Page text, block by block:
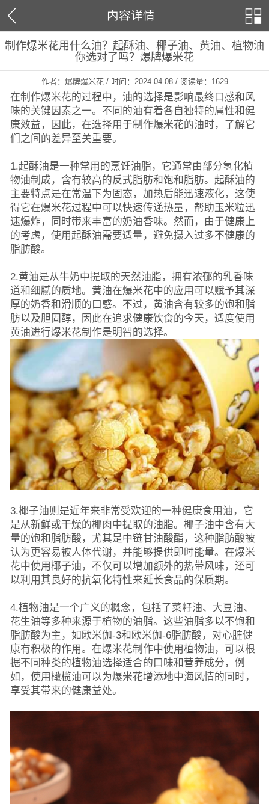
内容详情
制作爆米花用什么油？起酥油、椰子油、黄油、植物油
你选对了吗？爆牌爆米花
作者：爆牌爆米花 / 时间：2024-04-08 / 阅读量： 1629
在制作爆米花的过程中，油的选择是影响最终口感和风
味的关键因素之一。不同的油有着各自独特的属性和健
康效益，因此，在选择用于制作爆米花的油时，了解它
们之间的差异至关重要。
1.起酥油是一种常用的烹饪油脂，它通常由部分氢化植
物油制成，含有较高的反式脂肪和饱和脂肪。起酥油的
主要特点是在常温下为固态，加热后能迅速液化，这使
得它在爆米花过程中可以快速传递热量，帮助玉米粒迅
速爆炸，同时带来丰富的奶油香味。然而，由于健康上
的考虑，使用起酥油需要适量，避免摄入过多不健康的
脂肪酸。
2.黄油是从牛奶中提取的天然油脂，拥有浓郁的乳香味
道和细腻的质地。黄油在爆米花中的应用可以赋予其深
厚的奶香和滑顺的口感。不过，黄油含有较多的饱和脂
肪以及胆固醇，因此在追求健康饮食的今天，适度使用
黄油进行爆米花制作是明智的选择。
3.椰子油则是近年来非常受欢迎的一种健康食用油，它
是从新鲜或干燥的椰肉中提取的油脂。椰子油中含有大
量的饱和脂肪酸，尤其是中链甘油酸酯，这种脂肪酸被
认为更容易被人体代谢，并能够提供即时能量。在爆米
花中使用椰子油，不仅可以增加额外的热带风味，还可
以利用其良好的抗氧化特性来延长食品的保质期。
4.植物油是一个广义的概念，包括了菜籽油、大豆油、
花生油等多种来源于植物的油脂。这些油脂多以不饱和
脂肪酸为主，如欧米伽-3和欧米伽-6脂肪酸，对心脏健
康有积极的作用。在爆米花制作中使用植物油，可以根
据不同种类的植物油选择适合的口味和营养成分，例
如，使用橄榄油可以为爆米花增添地中海风情的同时，
享受其带来的健康益处。